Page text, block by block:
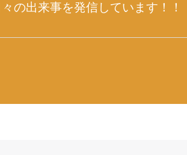
の出来事を発信しています！！